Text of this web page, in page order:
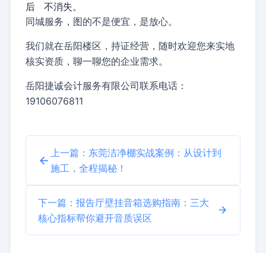
后
不消失。
同城服务，图的不是便宜，是放心。
我们就在岳阳楼区，持证经营，随时欢迎您来实地
核实资质，聊一聊您的企业需求。
岳阳捷诚会计服务有限公司联系电话：
19106076811
上一篇：东莞洁净棚实战案例：从设计到
施工，全程揭秘！
下一篇：报告厅壁挂音箱选购指南：三大
核心指标帮你避开音质误区